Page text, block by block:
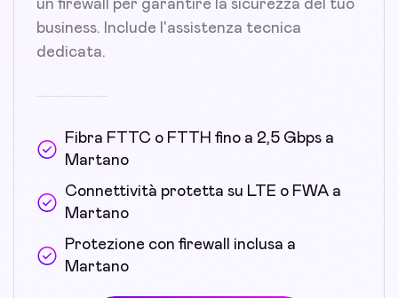
un firewall per garantire la sicurezza del tuo
business. Include l'assistenza tecnica
dedicata.
Fibra FTTC o FTTH fino a 2,5 Gbps a
Martano
Connettività protetta su LTE o FWA a
Martano
Protezione con firewall inclusa a
Martano